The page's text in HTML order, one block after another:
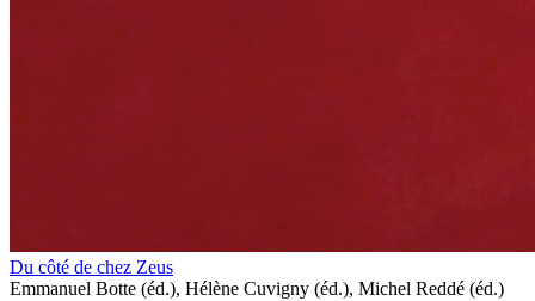
Du côté de chez Zeus
Emmanuel Botte (éd.), Hélène Cuvigny (éd.), Michel Reddé (éd.)